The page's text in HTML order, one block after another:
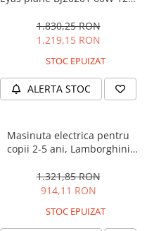
1.830,25 RON
1.219,15 RON
STOC EPUIZAT
ALERTA STOC
Masinuta electrica pentru
copii 2-5 ani, Lamborghini
12V, galbena
1.321,85 RON
914,11 RON
STOC EPUIZAT